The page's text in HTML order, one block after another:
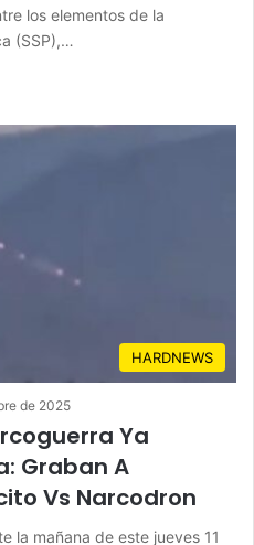
los elementos de la
(SSP),…
HARDNEWS
de 2025
Ya
Graban A
Vs Narcodron
la mañana de este jueves 11